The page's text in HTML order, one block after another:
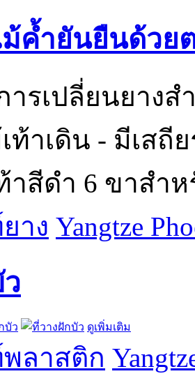
ค้ำยันยืนด้วย
ารเปลี่ยนยาง
ท้าเดิน - มีเส
าสีดำ 6 ขาสำ
าง Yangtze
ดูเพิ่มเติม
ลาสติก